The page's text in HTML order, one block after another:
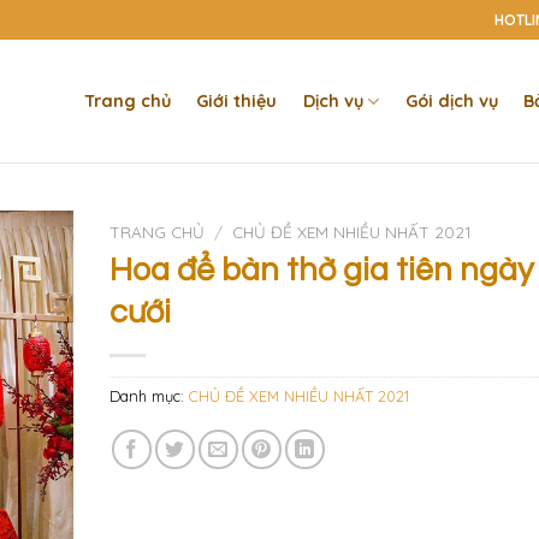
Trang chủ Giới thiệu Dịch vụ Gói dịch vụ
TRANG CHỦ / CHỦ ĐỀ XEM NHIỀU NHẤT 2021
Hoa để bàn thờ gia tiên ngày
cưới
Danh mục: CHỦ ĐỀ XEM NHIỀU NHẤT 2021